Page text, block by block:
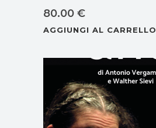
80.00 €
AGGIUNGI AL CARRELLO